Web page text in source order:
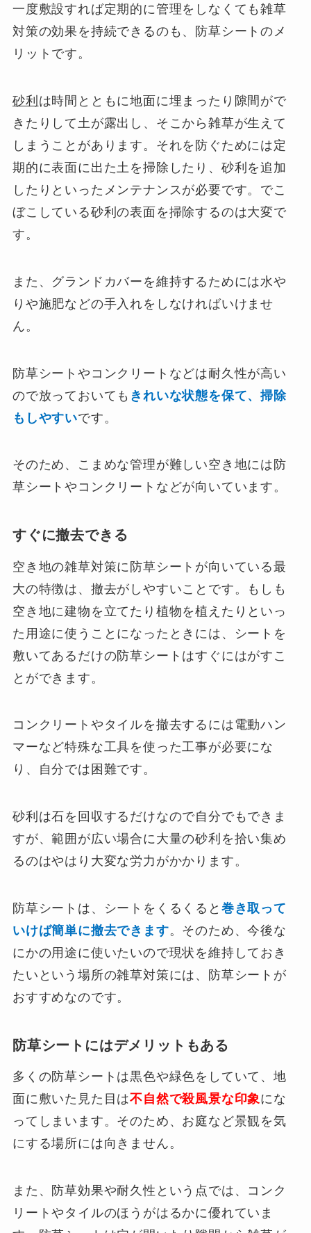
一度敷設すれば定期的に管理をしなくても雑草
対策の効果を持続できるのも、防草シートのメ
リットです。
砂利 は時間とともに地面に埋まったり隙間がで
きたりして土が露出し、そこから雑草が生えて
しまうことがあります。それを防ぐためには定
期的に表面に出た土を掃除したり、砂利を追加
したりといったメンテナンスが必要です。でこ
ぼこしている砂利の表面を掃除するのは大変で
す。
また、グランドカバーを維持するためには水や
りや施肥などの手入れをしなければいけませ
ん。
防草シートやコンクリートなどは耐久性が高い
ので放っておいても きれいな状態を保て、掃除
もしやすいです。
そのため、こまめな管理が難しい空き地には防
草シートやコンクリートなどが向いています。
すぐに撤去できる
空き地の雑草対策に防草シートが向いている最
大の特徴は、撤去がしやすいことです。もしも
空き地に建物を立てたり植物を植えたりといっ
た用途に使うことになったときには、シートを
敷いてあるだけの防草シートはすぐにはがすこ
とができます。
コンクリートやタイルを撤去するには電動ハン
マーなど特殊な工具を使った工事が必要にな
り、自分では困難です。
砂利は石を回収するだけなので自分でもできま
すが、範囲が広い場合に大量の砂利を拾い集め
るのはやはり大変な労力がかかります。
防草シートは、シートをくるくると 巻き取って
いけば簡単に撤去できます。そのため、今後な
にかの用途に使いたいので現状を維持しておき
たいという場所の雑草対策には、防草シートが
おすすめなのです。
防草シートにはデメリットもある
多くの防草シートは黒色や緑色をしていて、地
面に敷いた見た目は不自然で殺風景な印象にな
ってしまいます。そのため、お庭など景観を気
にする場所には向きません。
また、防草効果や耐久性という点では、コンク
リートやタイルのほうがはるかに優れていま